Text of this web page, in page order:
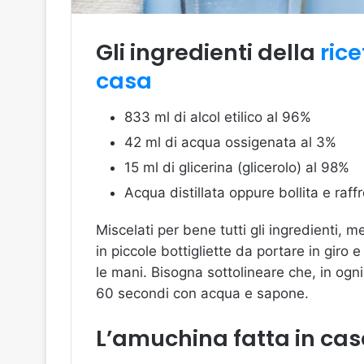
Gli ingredienti della
casa
833 ml di alcol etilico al 96%
42 ml di acqua ossigenata al 3%
15 ml di glicerina (glicerolo) al 98%
Acqua distillata oppure bollita e
Miscelati per bene tutti gli ingredienti,
in piccole bottigliette da portare in giro
le mani. Bisogna sottolineare che, in
60 secondi con acqua e sapone.
L’amuchina fatta in